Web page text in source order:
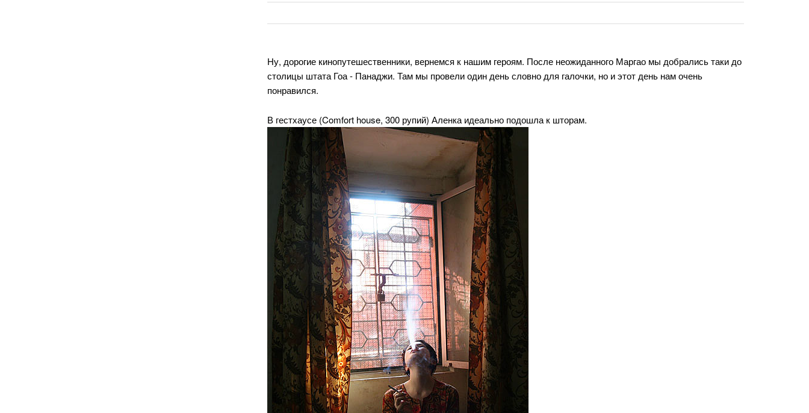
Ну, дорогие кинопутешественники, вернемся к нашим героям. После неожиданного Маргао мы добрались таки до
столицы штата Гоа - Панаджи. Там мы провели один день словно для галочки, но и этот день нам очень
понравился.
В гестхаусе (Comfort house, 300 рупий) Аленка идеально подошла к шторам.